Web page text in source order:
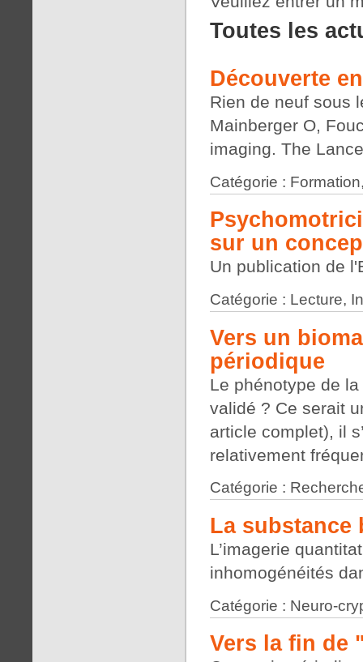
Toutes les
Découverte
Rien de neuf sous
Mainberger O,
imaging. The
Catégorie :
sur un
Un publication de
Catégorie : Lecture,
Vers un
périodique
Le phénotype de
validé ? Ce serait
article complet), il
relativement
Catégorie :
La substance
L’imagerie
inhomogénéités
Catégorie : Neuro-
Vers la fin de